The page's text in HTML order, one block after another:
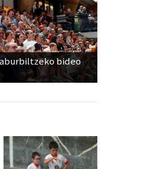
bideo